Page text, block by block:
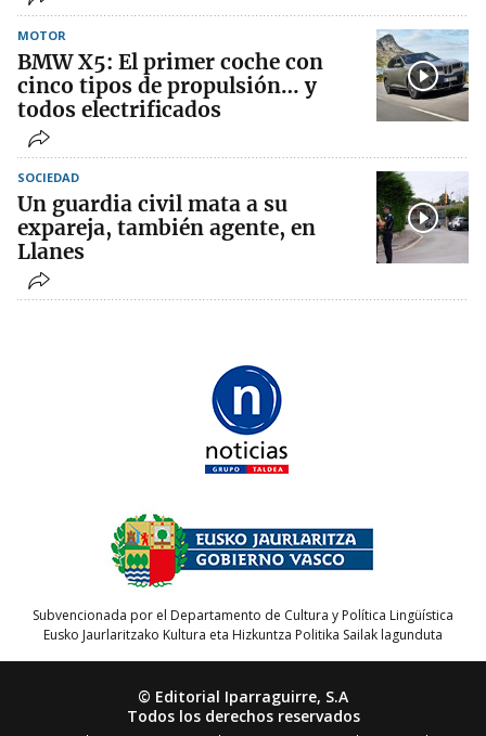
MOTOR
BMW X5: El primer coche con
cinco tipos de propulsión… y
todos electrificados
SOCIEDAD
Un guardia civil mata a su
expareja, también agente, en
Llanes
Subvencionada por el Departamento de Cultura y Política Lingüística
Eusko Jaurlaritzako Kultura eta Hizkuntza Politika Sailak lagunduta
© Editorial Iparraguirre, S.A
Todos los derechos reservados